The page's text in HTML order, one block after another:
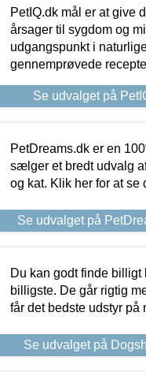
PetIQ.dk mål er at give
årsager til sygdom og
udgangspunkt i
gennemprøvede
Se udvalget på
PetDreams.dk er en
sælger et bredt udvalg
og kat. Klik her for at se
Se udvalget på
Du kan godt finde
billigste. De går rigtig
får det bedste udstyr på
Se udvalget på